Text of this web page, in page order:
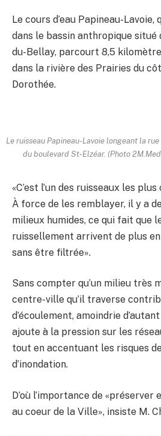
Le cours d’eau Papineau-
dans le bassin anthropique situé
du-Bellay, parcourt 8,5
dans la rivière des Prairies du
Dorothée.
Le ruisseau Papineau-Lavoie longeant la
du boulevard St-Elzéar. (Photo
«C’est l’un des ruisseaux les
À force de les remblayer, il y a
milieux humides, ce qui fait que
ruissellement arrivent de plus
sans être filtrée».
Sans compter qu’un milieu très
centre-ville qu’il traverse
d’écoulement, amoindrie
ajoute à la pression sur les
tout en accentuant les risques
d’inondation.
D’où l’importance de
au coeur de la Ville», insiste M.